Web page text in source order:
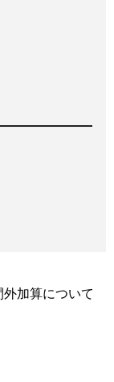
加算について